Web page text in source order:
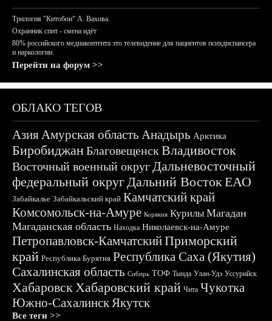
Трилогия "Китобои" А. Вахова.
Охранник спит - смена идёт
80% российского медиаконтента это телевидение для пациентов психдиспансера
и наркологии.
Перейти на форум >>
ОБЛАКО ТЕГОВ
АзияАмурская область Анадырь Арктика
БиробиджанБлаговещенскВладивосток
Восточный военный округДальневосточный
федеральный округДальний ВостокЕАО
Забайкалье Забайкальский край Камчатский край
Комсомольск-на-Амуре Корякия Курилы Магадан
Магаданская область Находка Николаевск-на-Амуре
Петропавловск-КамчатскийПриморский
край Республика Бурятия Республика Саха (Якутия)
Сахалинская область Сибирь ТОФ Тында Улан-Удэ Уссурийск
ХабаровскХабаровский край Чита Чукотка
Южно-СахалинскЯкутск
Все теги >>